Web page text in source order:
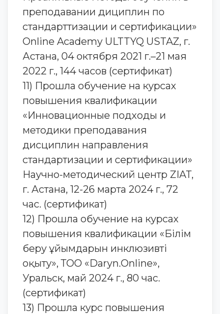
преподавании дициплин по
стандарттизации и сертификации»
Online Academy ULTTYQ USTAZ, г.
Астана, 04 октября 2021 г.–21 мая
2022 г., 144 часов (сертификат)
11) Прошла обучение на курсах
повышения квалификации
«Инновационные подходы и
методики преподавания
дисциплин направления
стандартизации и сертификации»
Научно-методический центр ZIAT,
г. Астана, 12-26 марта 2024 г., 72
час. (сертификат)
12) Прошла обучение на курсах
повышения квалификации «Білім
беру ұйымдарын инклюзивті
оқыту», ТОО «Daryn.Online»,
Уральск, май 2024 г., 80 час.
(сертификат)
13) Прошла курс повышения